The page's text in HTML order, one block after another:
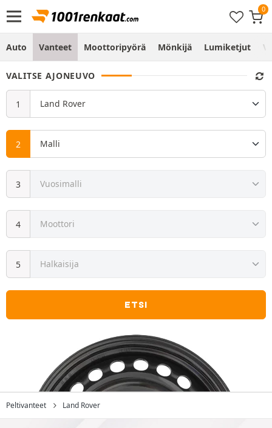
Auto Vanteet Moottoripyörä Mönkijä Lumiketjut
VALITSE AJONEUVO
ETSI
Peltivanteet Land Rover